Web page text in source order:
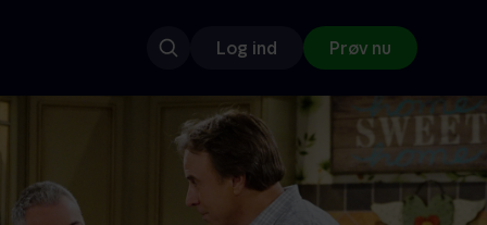
Log ind Prøv nu